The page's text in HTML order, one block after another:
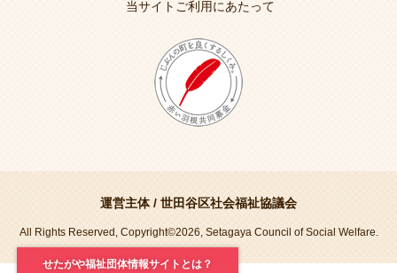
当サイトご利用にあたって
運営主体 / 世田谷区社会福祉協議会
All Rights Reserved, Copyright©2026, Setagaya Council of Social Welfare.
せたがや福祉団体情報サイトとは？